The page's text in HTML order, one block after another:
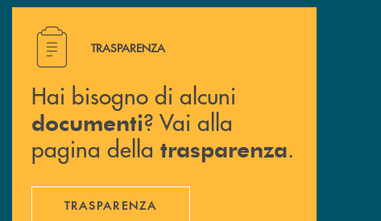
Hai bisogno di alcuni documenti ? Vai alla pagina della
TRASPARENZA
Hai bisogno di alcuni
documenti? Vai alla
pagina della trasparenza.
TRASPARENZA